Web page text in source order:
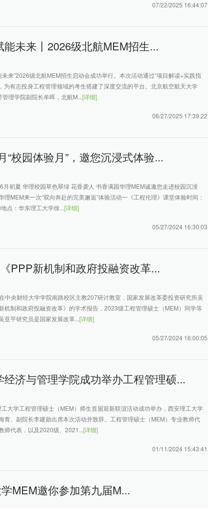
07/22/2025 16:44:07
能未来丨2026级北航MEM招生...
来”2026级北航MEM招生启动会成功举行。本次活动通过“项目解读+实践指
为有志投身工程管理领域的考生搭建了深度交流的平台。北京航空航天大学
管理学院副院长牟晖，北航M...[详细]
06/27/2025 17:39:22
“校园体验月”，邀您沉浸式体验...
月初夏 华理校园草色翠绿 花香袭人 书香满园华理MEM诚邀您走进校园沉浸
理MEM来一次“双向奔赴的完美邂逅”体验活动一《工程伦理》课堂体验时间：
点：华东理工大学徐...[详细]
05/27/2024 16:30:03
PPP新机制和政府投融资改革...
中央财经大学学院南路校区主教207研讨教室，国家发展改革委投资研究所吴
机制和政府投融资改革》的学术报告，2023级工程管理硕士（MEM）同学等
亚平研究员是国家发展改革...[详细]
05/27/2024 16:00:05
经济与管理学院成功举办工程管理硕...
大学工程管理硕士（MEM）师生首届迎新联谊活动成功举办，西安理工大学
青、副院长李建勋出席本次活动并致辞。工程管理硕士（MEM）专业教师代
师代表，以及2020级、2021...[详细]
01/11/2024 15:43:41
MEM邀你参加第九届M...